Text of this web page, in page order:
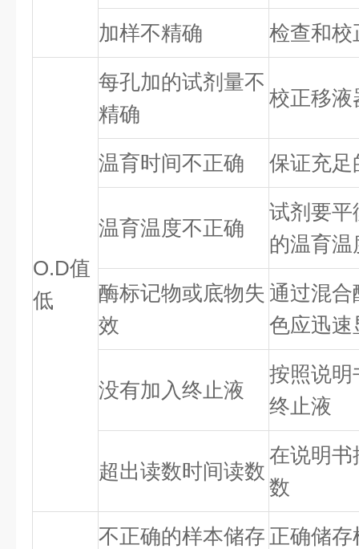
加样不精确 检查和校
O.D值
低
每孔加的试剂量不
精确
校正移液
温育时间不正确 保证充足
温育温度不正确
试剂要平
的温育温
酶标记物或底物失
效
通过混
色应迅速
没有加入终止液
按照说明
终止液
超出读数时间读数
在说明书
数
不正确的样本储存 正确储